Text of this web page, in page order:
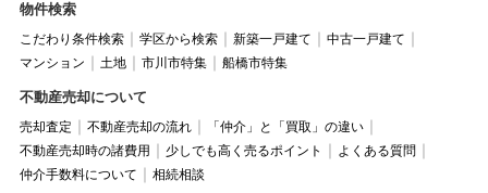
物件検索
こだわり条件検索 学区から検索 新築一戸建て
中古一戸建て
マンション
土地 市川市特集 船橋市特集
不動産売却について
売却査定 不動産売却の流れ
「仲介」と「買取」の違い
不動産売却時の諸費用
少しでも高く売るポイント
よくある質問
仲介手数料について
相続相談